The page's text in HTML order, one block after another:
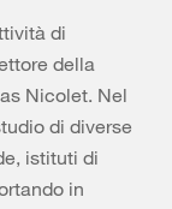
di
della
Nicolet. Nel
di diverse
istituti di
in